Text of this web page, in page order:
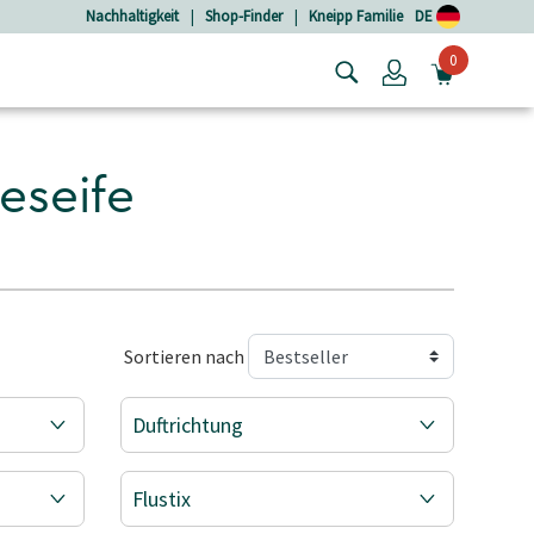
Nachhaltigkeit | Shop-Finder | Kneipp Familie DE
Login0
Sortieren nach
Duftrichtung
Flustix